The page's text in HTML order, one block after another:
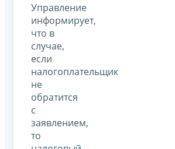
Управление
информирует,
что в
случае,
если
налогоплательщик
не
обратится
с
заявлением,
то